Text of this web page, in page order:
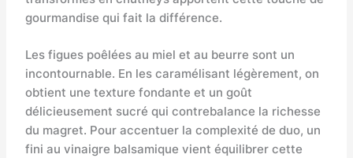
gourmandise qui fait la différence.
Les figues poêlées au miel et au beurre sont un
incontournable. En les caramélisant légèrement, on
obtient une texture fondante et un goût
délicieusement sucré qui contrebalance la richesse
du magret. Pour accentuer la complexité de duo, un
fini au vinaigre balsamique vient équilibrer cette